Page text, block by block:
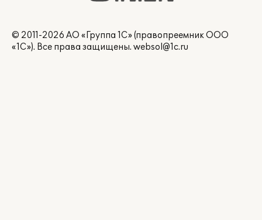
© 2011-2026 АО «Группа 1С» (правопреемник ООО
«1С»). Все права защищены. websol@1c.ru